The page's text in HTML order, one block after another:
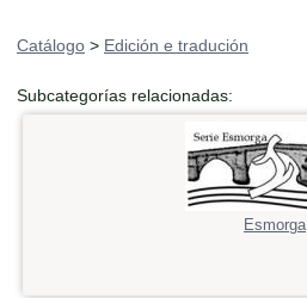
Catálogo > Edición e tradución
Subcategorías relacionadas:
Esmorga